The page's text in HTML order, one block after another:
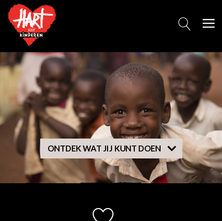
ONTDEK WAT JIJ KUNT DOEN